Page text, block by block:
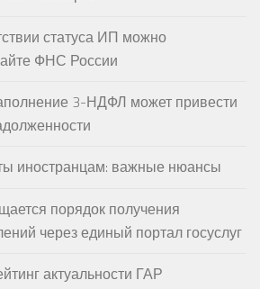
статуса ИП можно
ФНС России
3-НДФЛ может привести
иностранцам: важные нюансы
порядок получения
через единый портал госуслуг
актуальности ГАР